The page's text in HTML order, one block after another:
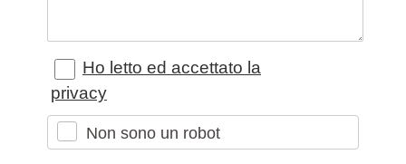
Ho letto ed accettato la
privacy
Non sono un robot